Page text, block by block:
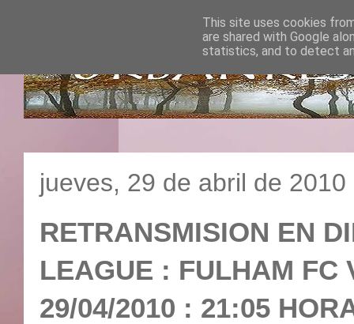
jueves, 29 de abril de 2010
RETRANSMISION EN
LEAGUE : FULHAM FC
29/04/2010 : 21:05
This site uses cookies
are shared with Google
statistics, and to detect